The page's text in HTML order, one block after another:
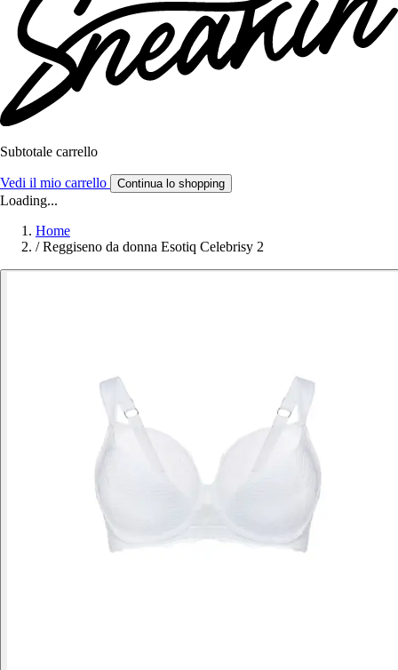
Subtotale carrello
Vedi il mio carrello Continua lo shopping
Loading...
Home
/ Reggiseno da donna Esotiq Celebrisy 2